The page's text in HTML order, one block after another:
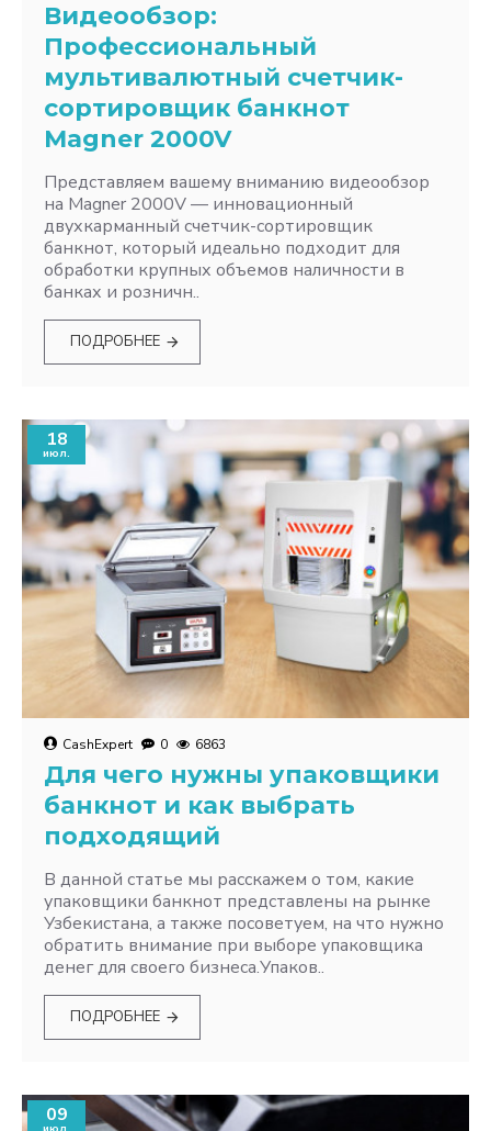
Видеообзор:
Профессиональный
мультивалютный счетчик-
сортировщик банкнот
Magner 2000V
Представляем вашему вниманию видеообзор
на Magner 2000V — инновационный
двухкарманный счетчик-сортировщик
банкнот, который идеально подходит для
обработки крупных объемов наличности в
банках и розничн..
ПОДРОБНЕЕ
18
июл.
CashExpert 0 6863
Для чего нужны упаковщики
банкнот и как выбрать
подходящий
В данной статье мы расскажем о том, какие
упаковщики банкнот представлены на рынке
Узбекистана, а также посоветуем, на что нужно
обратить внимание при выборе упаковщика
денег для своего бизнеса.Упаков..
ПОДРОБНЕЕ
09